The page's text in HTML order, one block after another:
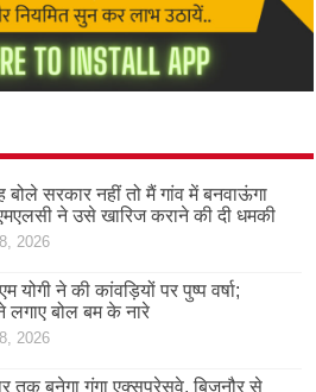
बोले सरकार नहीं तो मैं गांव में बनवाऊंगा
ने उसे खारिज कराने की दी धमकी
2026
योगी ने की कांवड़ियों पर पुष्प वर्षा;
लगाए बोल बम के नारे
2026
तक बनेगा गंगा एक्सप्रेसवे, बिजनौर से